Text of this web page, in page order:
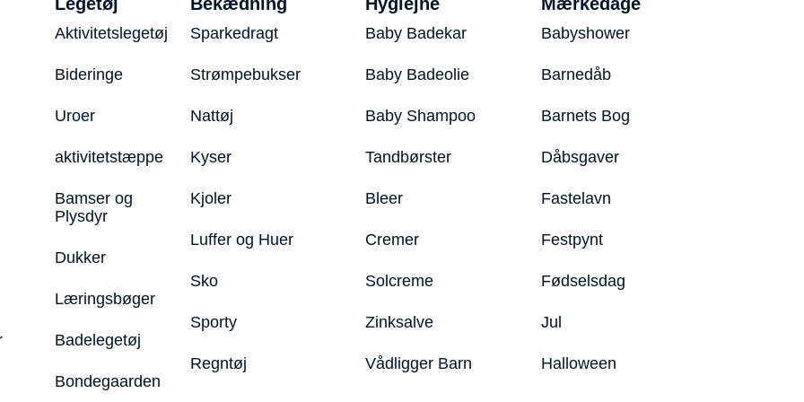
Legetøj
Aktivitetslegetøj
Bideringe
Uroer
aktivitetstæppe
Bamser og
Plysdyr
Dukker
Læringsbøger
Badelegetøj
Bondegaarden
Bekædning
Sparkedragt
Strømpebukser
Nattøj
Kyser
Kjoler
Luffer og Huer
Sko
Sporty
Regntøj
Hygiejne
Baby Badekar
Baby Badeolie
Baby Shampoo
Tandbørster
Bleer
Cremer
Solcreme
Zinksalve
Vådligger Barn
Mærkedage
Babyshower
Barnedåb
Barnets Bog
Dåbsgaver
Fastelavn
Festpynt
Fødselsdag
Jul
Halloween